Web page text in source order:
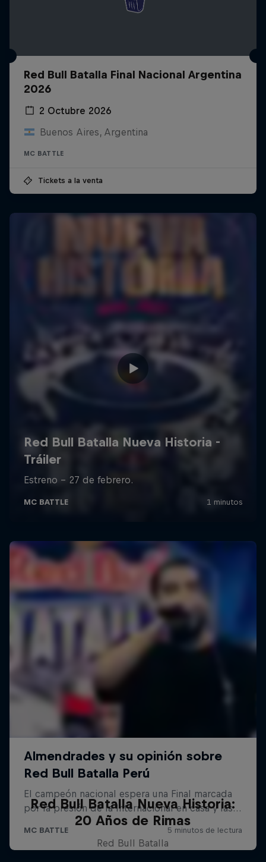
Red Bull Batalla Final Nacional Argentina
2026
2 Octubre 2026
Buenos Aires, Argentina
MC BATTLE
Tickets a la venta
Red Bull Batalla Nueva Historia:
20 Años de Rimas
Red Bull Batalla